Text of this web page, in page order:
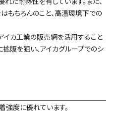
もちろんのこと、高温環境下での
イカ工業の販売網を活用すること
販を狙い、アイカグループでのシ
強度に優れています。